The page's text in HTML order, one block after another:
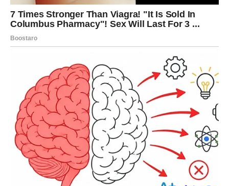
RIBE – NEOČEKIVANI DAR
SUDBINE I UNIVERZUMA
Ribama novac dolazi gotovo magično. Poklon, pomoć,
srećna okolnost ili prilika koja se pojavljuje iznenada
donosi olakšanje i radost. Ovo može biti i manji iznos, ali
dolazi tačno onda kada vam je potreban.
Za Ribe, ovo je znak da univerzum nije zaboravio njihove
snove i dobrotu. Važno je da ne odbijate pomoć iz ponosa